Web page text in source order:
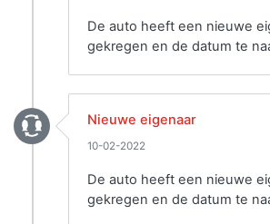
De auto heeft een nieuwe
gekregen en de datum te
Nieuwe eigenaar
10-02-2022
De auto heeft een nieuwe
gekregen en de datum te